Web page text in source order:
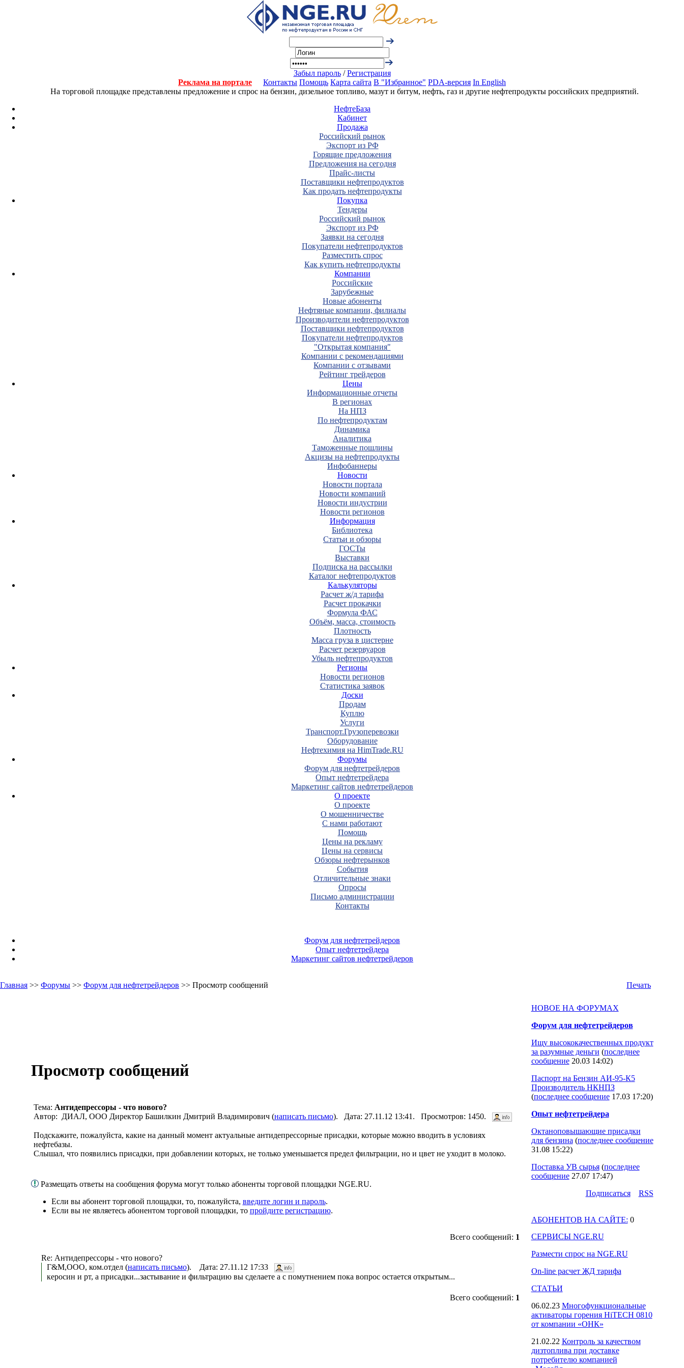
Забыл пароль/Регистрация
Реклама на портале
Контакты Помощь Карта сайта В "Избранное" PDA-версия In English
На торговой площадке представлены предложение и спрос на бензин, дизельное топливо, мазут и битум, нефть, газ и другие нефтепродукты российских предприятий.
НефтеБаза
Кабинет
Продажа
Российский рынок
Экспорт из РФ
Горящие предложения
Предложения на сегодня
Прайс-листы
Поставщики нефтепродуктов
Как продать нефтепродукты
Покупка
Тендеры
Российский рынок
Экспорт из РФ
Заявки на сегодня
Покупатели нефтепродуктов
Разместить спрос
Как купить нефтепродукты
Компании
Российские
Зарубежные
Новые абоненты
Нефтяные компании, филиалы
Производители нефтепродуктов
Поставщики нефтепродуктов
Покупатели нефтепродуктов
"Открытая компания"
Компании с рекомендациями
Компании с отзывами
Рейтинг трейдеров
Цены
Информационные отчеты
В регионах
На НПЗ
По нефтепродуктам
Динамика
Аналитика
Таможенные пошлины
Акцизы на нефтепродукты
Инфобаннеры
Новости
Новости портала
Новости компаний
Новости индустрии
Новости регионов
Информация
Библиотека
Статьи и обзоры
ГОСТы
Выставки
Подписка на рассылки
Каталог нефтепродуктов
Калькуляторы
Расчет ж/д тарифа
Расчет прокачки
Формула ФАС
Объём, масса, стоимость
Плотность
Масса груза в цистерне
Расчет резервуаров
Убыль нефтепродуктов
Регионы
Новости регионов
Статистика заявок
Доски
Продам
Куплю
Услуги
Транспорт.Грузоперевозки
Оборудование
Нефтехимия на HimTrade.RU
Форумы
Форум для нефтетрейдеров
Опыт нефтетрейдера
Маркетинг сайтов нефтетрейдеров
О проекте
О проекте
О мошенничестве
С нами работают
Помощь
Цены на рекламу
Цены на сервисы
Обзоры нефтерынков
События
Отличительные знаки
Опросы
Письмо администрации
Контакты
Форум для нефтетрейдеров
Опыт нефтетрейдера
Маркетинг сайтов нефтетрейдеров
Главная >> Форумы >> Форум для нефтетрейдеров >> Просмотр сообщений Печать
Просмотр сообщений
Тема: Антидепрессоры - что нового?
Автор: ДИАЛ, ООО Директор Башилкин Дмитрий Владимирович (написать письмо). Дата: 27.11.12 13:41. Просмотров: 1450.
Подскажите, пожалуйста, какие на данный момент актуальные антидепрессорные присадки, которые можно вводить в условиях
нефтебазы.
Слышал, что появились присадки, при добавлении которых, не только уменьшается предел фильтрации, но и цвет не уходит в молоко.
Размещать ответы на сообщения форума могут только абоненты торговой площадки NGE.RU.
Если вы абонент торговой площадки, то, пожалуйста, введите логин и пароль.
Если вы не являетесь абонентом торговой площадки, то пройдите регистрацию.
Всего сообщений: 1
Re: Антидепрессоры - что нового?
Г&М,ООО, ком.отдел (написать письмо). Дата: 27.11.12 17:33
керосин и рт, а присадки...застывание и фильтрацию вы сделаете а с помутнением пока вопрос остается открытым...
Всего сообщений: 1
НОВОЕ НА ФОРУМАХ
Форум для нефтетрейдеров
Ищу высококачественных продукт
за разумные деньги (последнее
сообщение 20.03 14:02)
Паспорт на Бензин АИ-95-К5
Производитель НКНПЗ
(последнее сообщение 17.03 17:20)
Опыт нефтетрейдера
Октаноповышающие присадки
для бензина (последнее сообщение
31.08 15:22)
Поставка УВ сырья(последнее
сообщение 27.07 17:47)
Подпиcаться
RSS
АБОНЕНТОВ НА САЙТЕ: 0
СЕРВИСЫ NGE.RU
Размести спрос на NGE.RU
On-line расчет ЖД тарифа
СТАТЬИ
06.02.23 Многофункциональные
активаторы горения HiTECH 0810
от компании «ОНК»
21.02.22 Контроль за качеством
дизтоплива при доставке
потребителю компанией